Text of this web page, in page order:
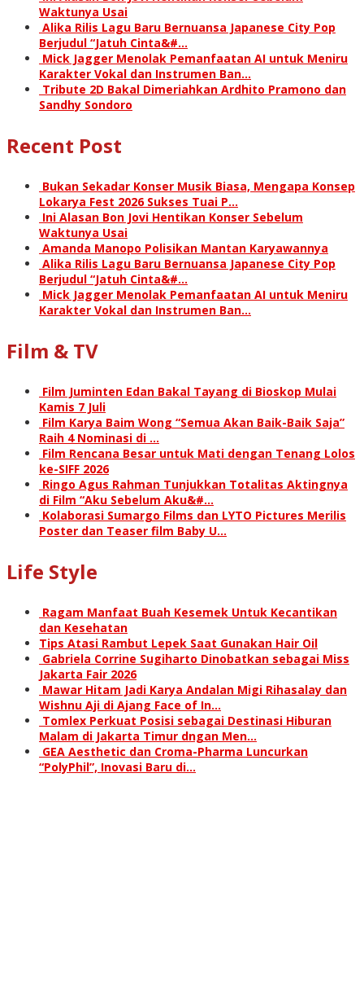
Waktunya Usai
Alika Rilis Lagu Baru Bernuansa Japanese City Pop
Berjudul “Jatuh Cinta&#…
Mick Jagger Menolak Pemanfaatan AI untuk Meniru
Karakter Vokal dan Instrumen Ban…
Tribute 2D Bakal Dimeriahkan Ardhito Pramono dan
Sandhy Sondoro
Recent Post
Bukan Sekadar Konser Musik Biasa, Mengapa Konsep
Lokarya Fest 2026 Sukses Tuai P…
Ini Alasan Bon Jovi Hentikan Konser Sebelum
Waktunya Usai
Amanda Manopo Polisikan Mantan Karyawannya
Alika Rilis Lagu Baru Bernuansa Japanese City Pop
Berjudul “Jatuh Cinta&#…
Mick Jagger Menolak Pemanfaatan AI untuk Meniru
Karakter Vokal dan Instrumen Ban…
Film & TV
Film Juminten Edan Bakal Tayang di Bioskop Mulai
Kamis 7 Juli
Film Karya Baim Wong “Semua Akan Baik-Baik Saja”
Raih 4 Nominasi di …
Film Rencana Besar untuk Mati dengan Tenang Lolos
ke-SIFF 2026
Ringo Agus Rahman Tunjukkan Totalitas Aktingnya
di Film “Aku Sebelum Aku&#…
Kolaborasi Sumargo Films dan LYTO Pictures Merilis
Poster dan Teaser film Baby U…
Life Style
Ragam Manfaat Buah Kesemek Untuk Kecantikan
dan Kesehatan
Tips Atasi Rambut Lepek Saat Gunakan Hair Oil
Gabriela Corrine Sugiharto Dinobatkan sebagai Miss
Jakarta Fair 2026
Mawar Hitam Jadi Karya Andalan Migi Rihasalay dan
Wishnu Aji di Ajang Face of In…
Tomlex Perkuat Posisi sebagai Destinasi Hiburan
Malam di Jakarta Timur dngan Men…
GEA Aesthetic dan Croma-Pharma Luncurkan
“PolyPhil”, Inovasi Baru di…